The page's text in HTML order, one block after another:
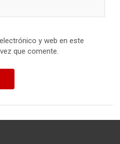
y web en este
que comente.